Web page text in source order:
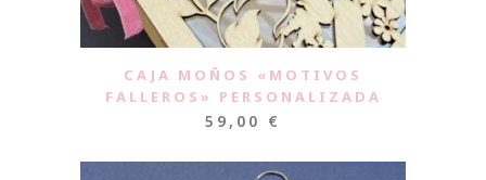
CAJA MOÑOS «MOTIVOS
FALLEROS» PERSONALIZADA
59,00 €